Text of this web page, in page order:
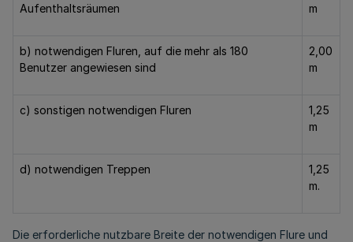
Aufenthaltsräumen
m
b) notwendigen Fluren, auf die mehr als 180
Benutzer angewiesen sind
2,00
m
c) sonstigen notwendigen Fluren
1,25
m
d) notwendigen Treppen
1,25
m.
Die erforderliche nutzbare Breite der notwendigen Flure und